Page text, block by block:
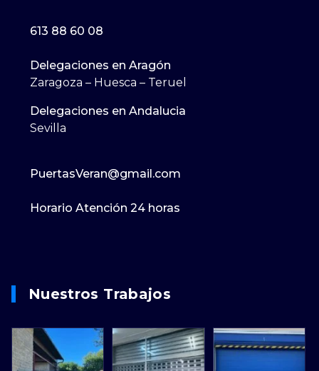
613 88 60 08
Delegaciones en Aragón
Zaragoza – Huesca – Teruel
Delegaciones en Andalucia
Sevilla
PuertasVeran@gmail.com
Horario Atención 24 horas
Nuestros Trabajos